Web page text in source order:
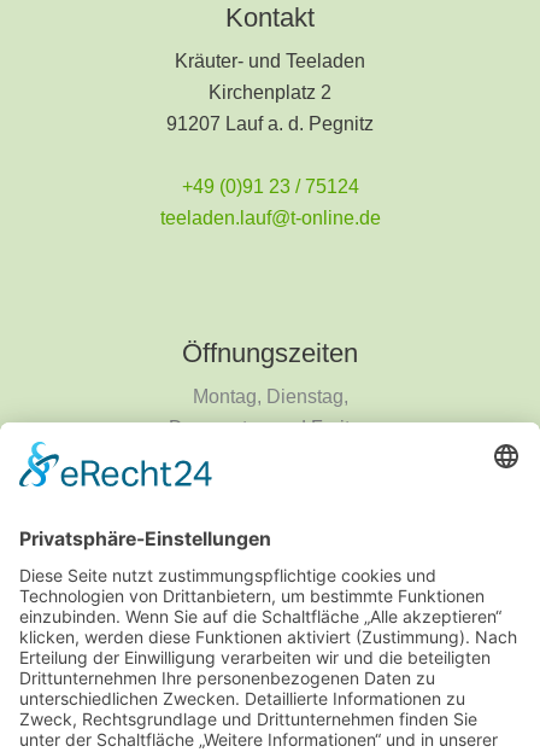
Kontakt
Kräuter- und Teeladen
Kirchenplatz 2
91207 Lauf a. d. Pegnitz
+49 (0)91 23 / 75124
teeladen.lauf@t-online.de
Öffnungszeiten
Montag, Dienstag,
Donnerstag und Freitag
9 - 14 Uhr
Informationen
Über uns